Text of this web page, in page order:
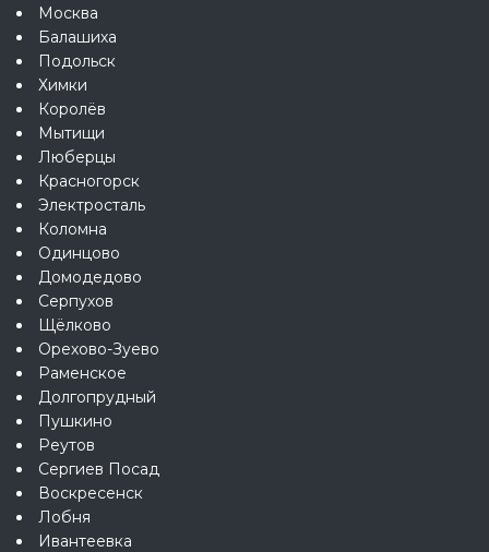
Москва
Балашиха
Подольск
Химки
Королёв
Мытищи
Люберцы
Красногорск
Электросталь
Коломна
Одинцово
Домодедово
Серпухов
Щёлково
Орехово-Зуево
Раменское
Долгопрудный
Пушкино
Реутов
Сергиев Посад
Воскресенск
Лобня
Ивантеевка